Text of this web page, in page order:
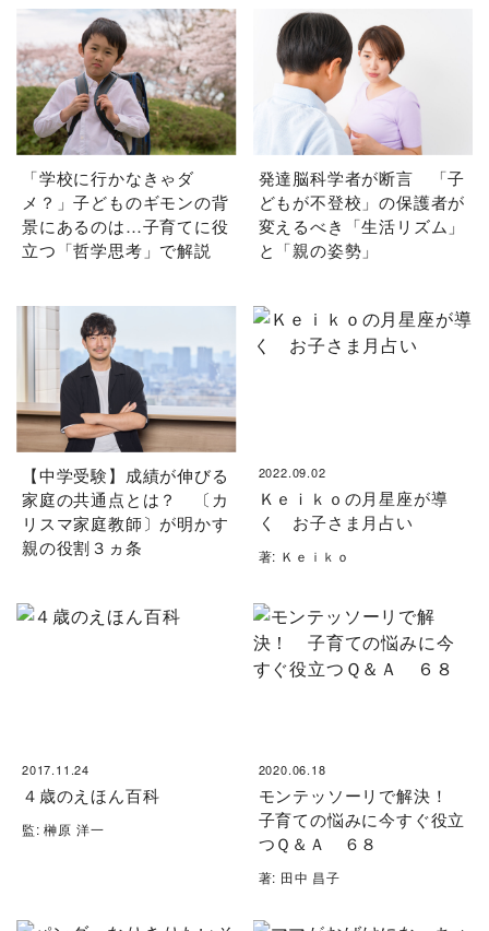
「学校に行かなきゃダ
メ？」子どものギモンの背
景にあるのは…子育てに役
立つ「哲学思考」で解説
発達脳科学者が断言 「子
どもが不登校」の保護者が
変えるべき「生活リズム」
と「親の姿勢」
【中学受験】成績が伸びる
家庭の共通点とは？ 〔カ
リスマ家庭教師〕が明かす
親の役割３ヵ条
2022.09.02
Ｋｅｉｋｏの月星座が導
く お子さま月占い
著: Ｋｅｉｋｏ
2017.11.24
４歳のえほん百科
監: 榊原 洋一
2020.06.18
モンテッソーリで解決！
子育ての悩みに今すぐ役立
つＱ＆Ａ ６８
著: 田中 昌子